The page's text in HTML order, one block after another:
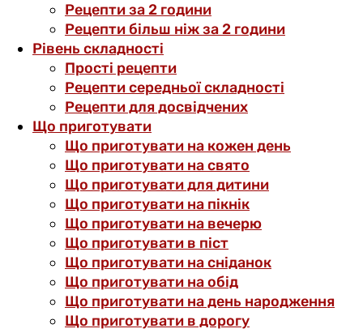
Рецепти за 2 години
Рецепти більш ніж за 2 години
Рівень складності
Прості рецепти
Рецепти середньої складності
Рецепти для досвідчених
Що приготувати
Що приготувати на кожен день
Що приготувати на свято
Що приготувати для дитини
Що приготувати на пікнік
Що приготувати на вечерю
Що приготувати в піст
Що приготувати на сніданок
Що приготувати на обід
Що приготувати на день народження
Що приготувати в дорогу